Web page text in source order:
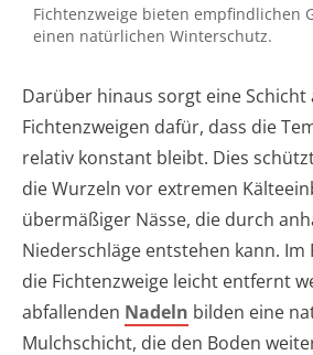
Fichtenzweige bieten empfindlichen
einen natürlichen Winterschutz.
Darüber hinaus sorgt eine Schicht
Fichtenzweigen dafür, dass die
relativ konstant bleibt. Dies
die Wurzeln vor extremen
übermäßiger Nässe, die durch
Niederschläge entstehen kann.
die Fichtenzweige leicht entfernt
abfallenden Nadeln bilden eine
Mulchschicht, die den Boden